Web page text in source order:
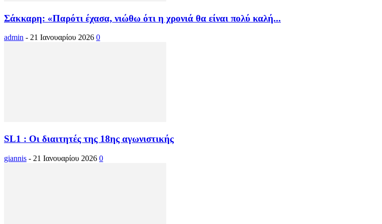
Σάκκαρη: «Παρότι έχασα, νιώθω ότι η χρονιά θα είναι πολύ καλή...
admin - 21 Ιανουαρίου 2026 0
SL1 : Οι διαιτητές της 18ης αγωνιστικής
giannis - 21 Ιανουαρίου 2026 0